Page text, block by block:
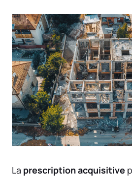
La prescription acquisitive